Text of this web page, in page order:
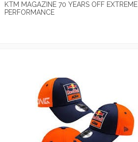
KTM MAGAZINE 70 YEARS OFF EXTREME
PERFORMANCE